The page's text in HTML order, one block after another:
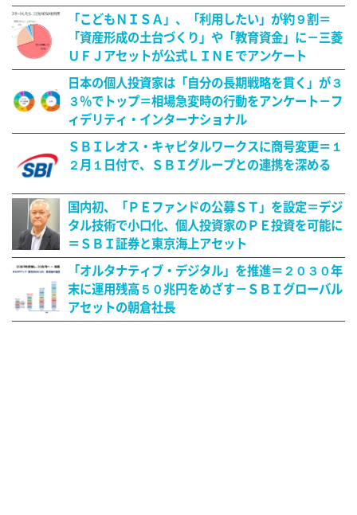
「こどもＮＩＳＡ」、「利用したい」が約９割＝
「資産形成の土台づくり」や「教育資金」に－三菱
ＵＦＪアセットが公式ＬＩＮＥでアンケート
日本の個人投資家は「自分の長期戦略を貫く」が３
３％でトップ＝相場急変時の行動をアンケート－フ
ィデリティ・インターナショナル
ＳＢＩレオス・キャピタルワークスに商号変更＝１
２月１日付で、ＳＢＩグループとの連携を深める
国内初、「ＰＥファンドの公募ＳＴ」を設定＝デジ
タル技術で小口化、個人投資家のＰＥ投資を可能に
＝ＳＢＩ証券と東京海上アセット
「オルタナティブ・デジタル」を推進＝２０３０年
末に運用残高５０兆円をめざす－ＳＢＩグローバル
アセットの朝倉社長